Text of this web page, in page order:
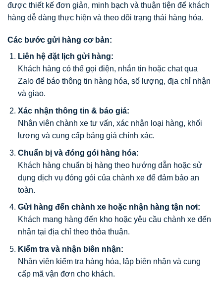
được thiết kế đơn giản, minh bạch và thuận tiện để khách
hàng dễ dàng thực hiện và theo dõi trạng thái hàng hóa.
Các bước gửi hàng cơ bản:
Liên hệ đặt lịch gửi hàng:
Khách hàng có thể gọi điện, nhắn tin hoặc chat qua
Zalo để báo thông tin hàng hóa, số lượng, địa chỉ nhận
và giao.
Xác nhận thông tin & báo giá:
Nhân viên chành xe tư vấn, xác nhận loại hàng, khối
lượng và cung cấp bảng giá chính xác.
Chuẩn bị và đóng gói hàng hóa:
Khách hàng chuẩn bị hàng theo hướng dẫn hoặc sử
dụng dịch vụ đóng gói của chành xe để đảm bảo an
toàn.
Gửi hàng đến chành xe hoặc nhận hàng tận nơi:
Khách mang hàng đến kho hoặc yêu cầu chành xe đến
nhận tại địa chỉ theo thỏa thuận.
Kiểm tra và nhận biên nhận:
Nhân viên kiểm tra hàng hóa, lập biên nhận và cung
cấp mã vận đơn cho khách.